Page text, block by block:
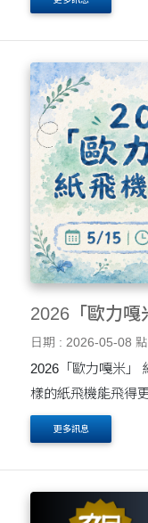
2026「歐力嘎
日期 : 2026-05-08
2026「歐力嘎米」 紙飛
樣的紙飛機能飛得
直覺和動手能力！ 我們將於 5月15日 舉辦一場精彩的 紙
飛機科學競賽，歡
更多訊息